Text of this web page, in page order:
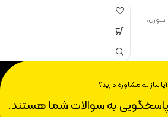
خودروهای مشابه: سمند، ۴۰۵، سورن،
آیا نیاز به مشاوره دارید؟
پاسخگویی به سوالات شما هستند.